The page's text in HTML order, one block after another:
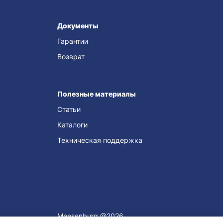
Документы
Гарантии
Возврат
Полезные материалы
Статьи
Каталоги
Техническая поддержка
Meesenburg @2026